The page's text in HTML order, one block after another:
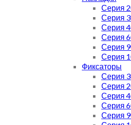
Серия
Серия
Серия
Серия
Серия
Серия
Фиксаторы
Серия
Серия
Серия
Серия
Серия